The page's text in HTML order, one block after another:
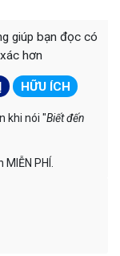
giúp bạn đọc có
hơn
HỮU ÍCH
khi nói "Biết đến
PHÍ.